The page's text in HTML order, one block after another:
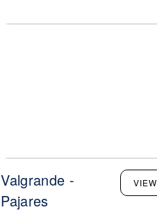
Valgrande -
Pajares
VIEW